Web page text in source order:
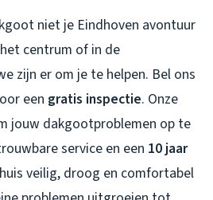
niet je Eindhoven avontuur
centrum of in de
zijn er om je te helpen. Bel ons
een gratis inspectie. Onze
jouw dakgootproblemen op te
service en een 10 jaar
veilig, droog en comfortabel